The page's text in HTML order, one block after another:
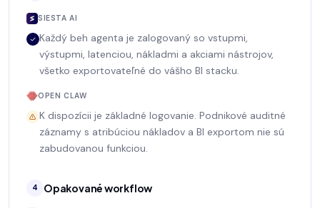
SIESTA AI
Každý beh agenta je zalogovaný so vstupmi,
výstupmi, latenciou, nákladmi a akciami nástrojov,
všetko exportovateľné do vášho BI stacku.
OPEN CLAW
K dispozícii je základné logovanie. Podnikové auditné
záznamy s atribúciou nákladov a BI exportom nie sú
zabudovanou funkciou.
4 Opakované workflow